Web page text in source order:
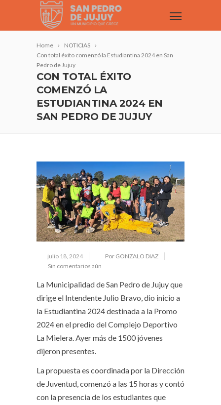
Home
NOTICIAS
Con total éxito comenzó la Estudiantina 2024 en San
Pedro de Jujuy
CON TOTAL ÉXITO
COMENZÓ LA
ESTUDIANTINA 2024 EN
SAN PEDRO DE JUJUY
julio 18, 2024
Por GONZALO DIAZ
Sin comentarios aún
La Municipalidad de San Pedro de Jujuy que
dirige el Intendente Julio Bravo, dio inicio a
la Estudiantina 2024 destinada a la Promo
2024 en el predio del Complejo Deportivo
La Mielera. Ayer más de 1500 jóvenes
dijeron presentes.
La propuesta es coordinada por la Dirección
de Juventud, comenzó a las 15 horas y contó
con la presencia de los estudiantes que